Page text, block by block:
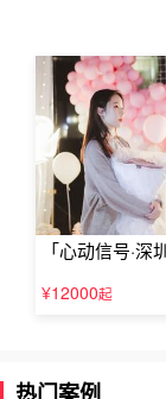
24兆光纤网络
时尚温馨、体验
临！
以上讲到的沈阳
来帮助，关于沈
还需要有足够的
的浪漫策划公司
「心动信号·
¥12000起
热门案例